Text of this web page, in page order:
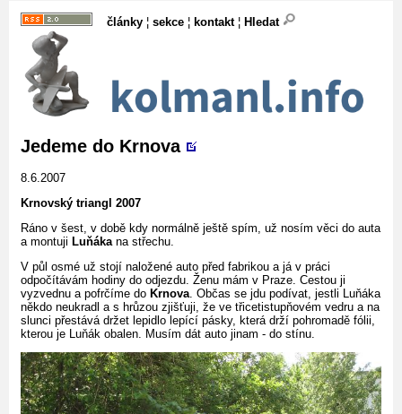
články ¦ sekce ¦ kontakt¦ Hledat
Jedeme do Krnova
8.6.2007
Krnovský triangl 2007
Ráno v šest, v době kdy normálně ještě spím, už nosím věci do auta
a montuji Luňáka na střechu.
V půl osmé už stojí naložené auto před fabrikou a já v práci
odpočítávám hodiny do odjezdu. Ženu mám v Praze. Cestou ji
vyzvednu a pofrčíme do Krnova . Občas se jdu podívat, jestli Luňáka
někdo neukradl a s hrůzou zjišťuji, že ve třicetistupňovém vedru a na
slunci přestává držet lepidlo lepící pásky, která drží pohromadě fólii,
kterou je Luňák obalen. Musím dát auto jinam - do stínu.